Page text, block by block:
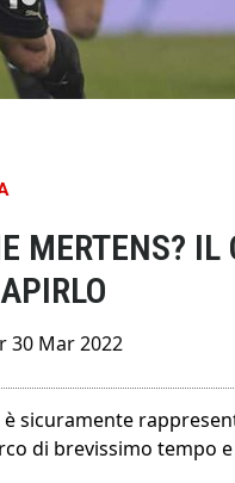
MERTENS? IL
30 Mar 2022
sicuramente
di brevissimo tempo